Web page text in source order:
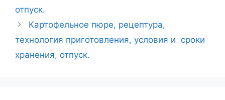
отпуск.
Картофельное пюре, рецептура,
технология приготовления, условия и сроки
хранения, отпуск.